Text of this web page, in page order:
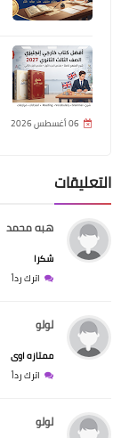
06 أغسطس 2026
التعليقات
هبه محمد
شكرا
اترك رداً
لولو
ممتازه اوى
اترك رداً
لولو